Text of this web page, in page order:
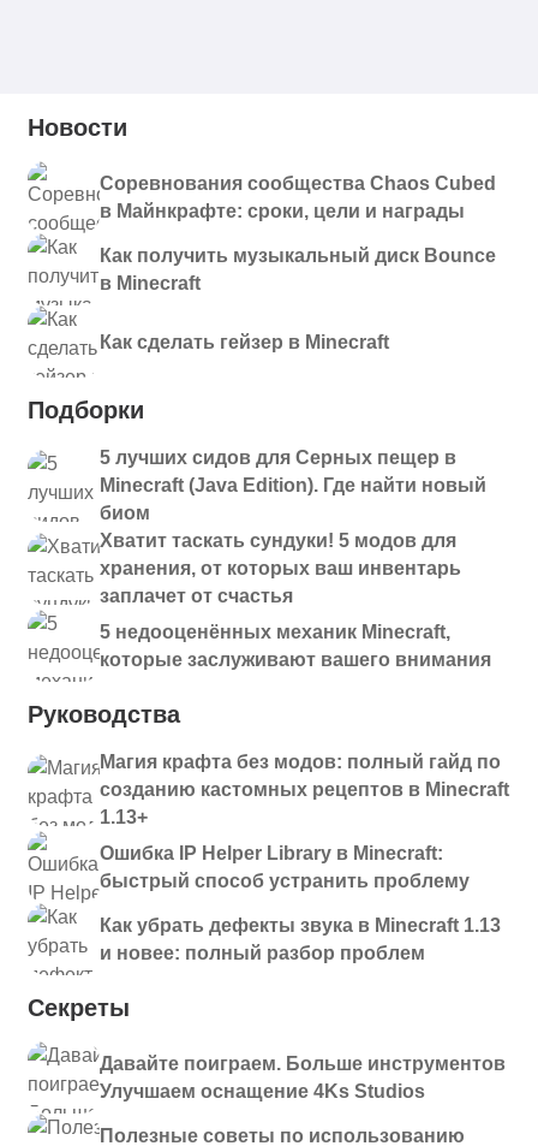
Новости
Соревнования сообщества Chaos Cubed
в Майнкрафте: сроки, цели и награды
Как получить музыкальный диск Bounce
в Minecraft
Как сделать гейзер в Minecraft
Подборки
5 лучших сидов для Серных пещер в
Minecraft (Java Edition). Где найти новый
биом
Хватит таскать сундуки! 5 модов для
хранения, от которых ваш инвентарь
заплачет от счастья
5 недооценённых механик Minecraft,
которые заслуживают вашего внимания
Руководства
Магия крафта без модов: полный гайд по
созданию кастомных рецептов в Minecraft
1.13+
Ошибка IP Helper Library в Minecraft:
быстрый способ устранить проблему
Как убрать дефекты звука в Minecraft 1.13
и новее: полный разбор проблем
Секреты
Давайте поиграем. Больше инструментов
Улучшаем оснащение 4Ks Studios
Полезные советы по использованию